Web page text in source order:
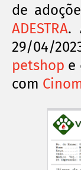
de
ADESTRA.
29/04/
petshop e
com